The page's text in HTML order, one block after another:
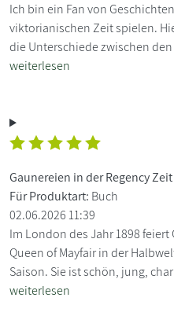
Ich bin ein Fan von
viktorianischen Zeit spielen.
die Unterschiede zwischen
weiterlesen
Gaunereien in der Regency Zeit
Für Produktart: Buch
02.06.2026 11:39
Im London des Jahr 1898
Queen of Mayfair in der
Saison. Sie ist schön, jung,
weiterlesen